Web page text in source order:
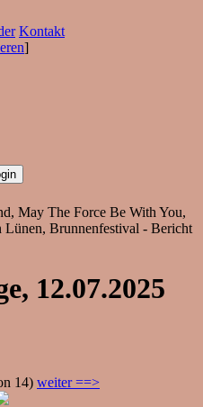
Kontakt
]
May The Force Be With You,
Lünen, Brunnenfestival - Bericht
12.07.2025
14) weiter ==>